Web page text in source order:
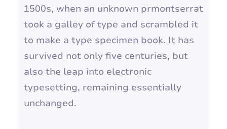
1500s, when an unknown prmontserrat
took a galley of type and scrambled it
to make a type specimen book. It has
survived not only five centuries, but
also the leap into electronic
typesetting, remaining essentially
unchanged.